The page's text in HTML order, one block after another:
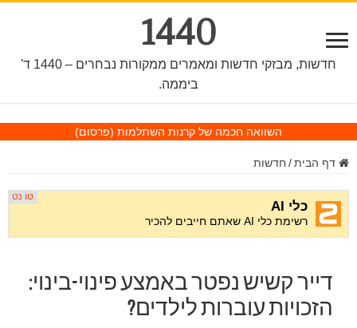
1440
חדשות, מבזקי חדשות ומאמרים ממקורות נבחרים – 1440 ד'
ביממה.
השוואה חכמה של קרנות השתלמות (פרסום)
דף הבית / חדשות
דייר קשיש נפטר באמצע פינוי-בינוי:
הזכויות עוברות לילדים?